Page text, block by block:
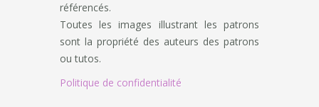
référencés.
Toutes les images illustrant les patrons
sont la propriété des auteurs des patrons
ou tutos.
Politique de confidentialité